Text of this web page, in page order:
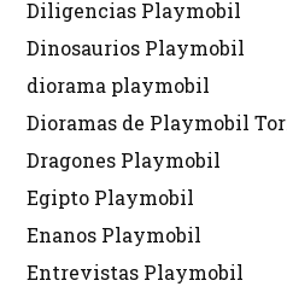
Diligencias Playmobil
Dinosaurios Playmobil
diorama playmobil
Dioramas de Playmobil
Dragones Playmobil
Egipto Playmobil
Enanos Playmobil
Entrevistas Playmobil